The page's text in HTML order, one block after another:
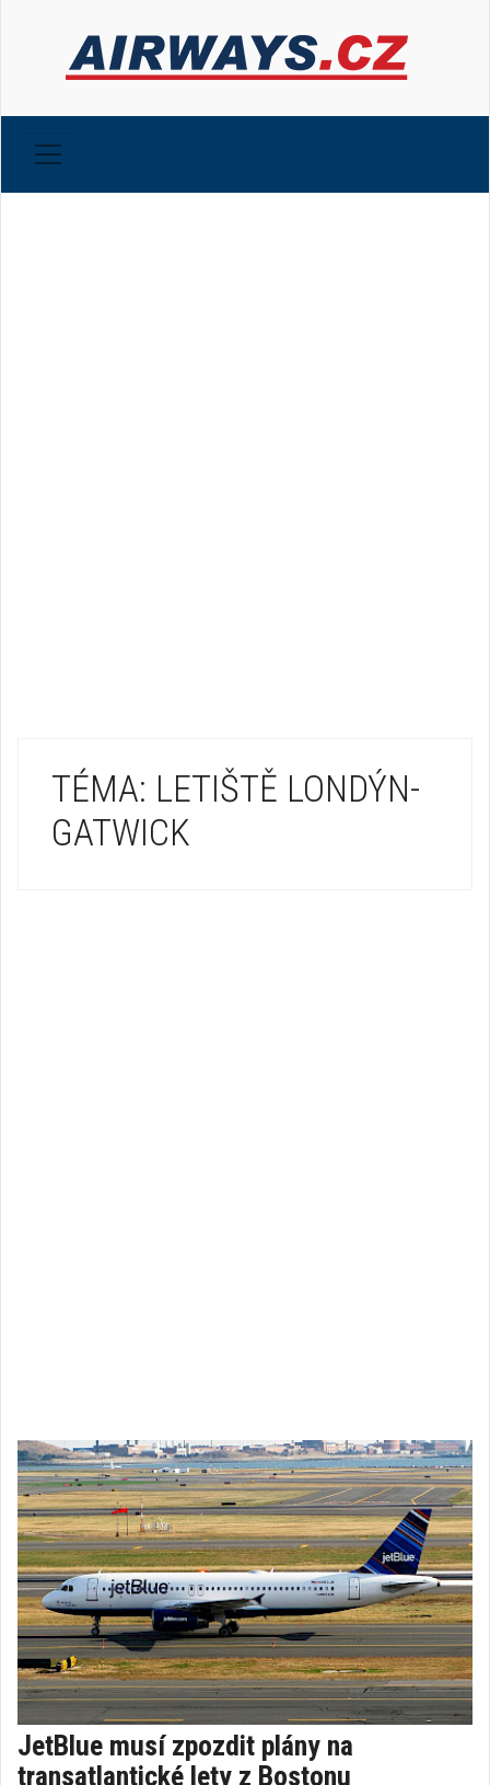
TÉMA: LETIŠTĚ LONDÝN-
GATWICK
JetBlue musí zpozdit plány na
transatlantické lety z Bostonu